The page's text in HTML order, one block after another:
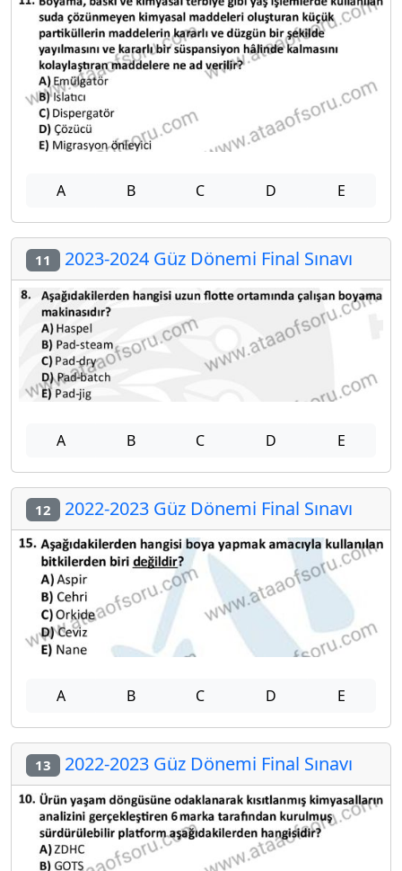
A B C D E
11 2023-2024 Güz Dönemi Final Sınavı
A B C D E
12 2022-2023 Güz Dönemi Final Sınavı
A B C D E
13 2022-2023 Güz Dönemi Final Sınavı